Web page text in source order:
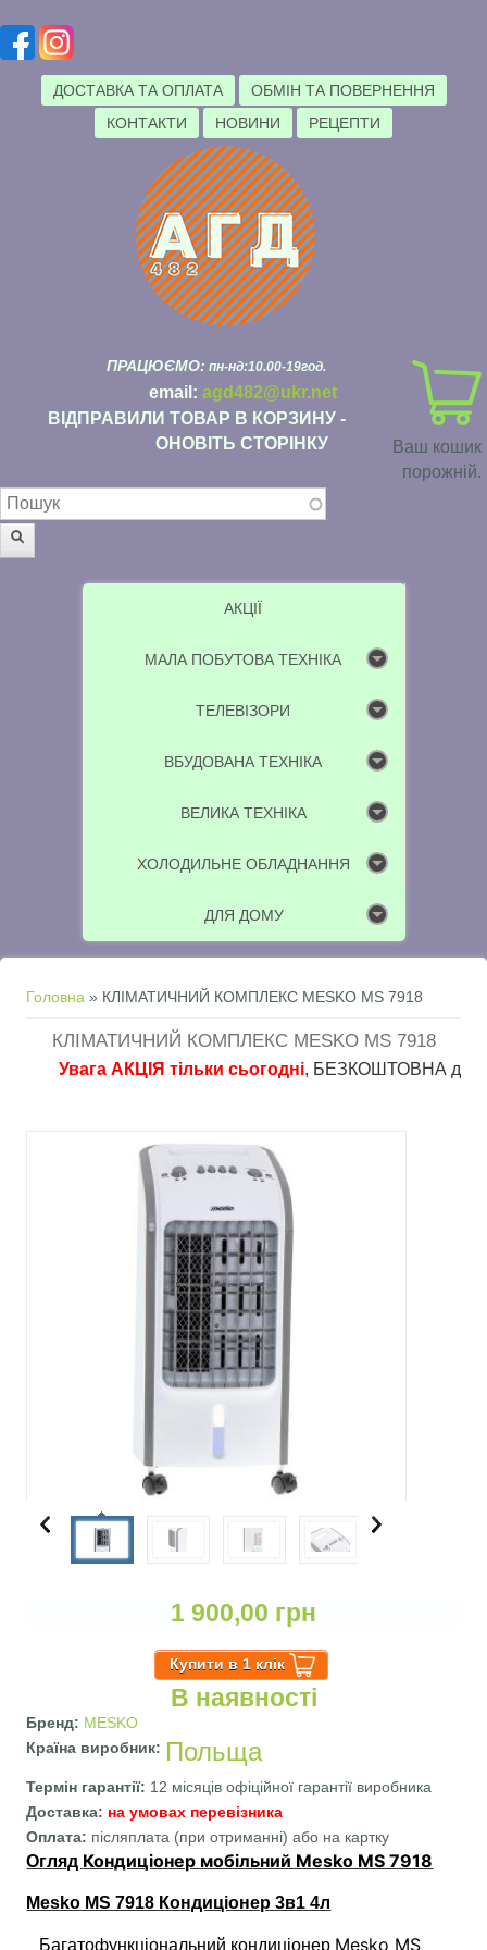
ДОСТАВКА ТА ОПЛАТА
ОБМІН ТА ПОВЕРНЕННЯ
КОНТАКТИ
НОВИНИ РЕЦЕПТИ
Ваш кошик
порожній.
ПРАЦЮЄМО: пн-нд:10.00-19год.
email: agd482@ukr.net
ВІДПРАВИЛИ ТОВАР В КОРЗИНУ -
ОНОВІТЬ СТОРІНКУ
Пошукова форма
АКЦІЇ
МАЛА ПОБУТОВА ТЕХНІКА
ТЕЛЕВІЗОРИ
ВБУДОВАНА ТЕХНІКА
ВЕЛИКА ТЕХНІКА
ХОЛОДИЛЬНЕ ОБЛАДНАННЯ
ДЛЯ ДОМУ
Ви є тут
Головна » КЛІМАТИЧНИЙ КОМПЛЕКС MESKO MS 7918
КЛІМАТИЧНИЙ КОМПЛЕКС MESKO MS 7918
Увага АКЦІЯ тільки сьогодні, БЕЗКОШТОВНА
1 900,00 грн
В наявності
Бренд: MESKO
Країна виробник: Польща
Термін гарантії: 12 місяців офіційної гарантії виробника
Доставка: на умовах перевізника
Оплата: післяплата (при отриманні) або на картку
Огляд Кондиціонер мобільний Mesko MS 7918
Mesko MS 7918 Кондиціонер 3в1 4л
Багатофункціональний кондиціонер Mesko MS